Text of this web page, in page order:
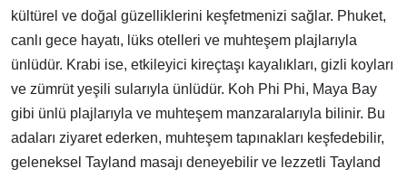
kültürel ve doğal güzelliklerini keşfetmenizi sağlar. Phuket,
canlı gece hayatı, lüks otelleri ve muhteşem plajlarıyla
ünlüdür. Krabi ise, etkileyici kireçtaşı kayalıkları, gizli koyları
ve zümrüt yeşili sularıyla ünlüdür. Koh Phi Phi, Maya Bay
gibi ünlü plajlarıyla ve muhteşem manzaralarıyla bilinir. Bu
adaları ziyaret ederken, muhteşem tapınakları keşfedebilir,
geleneksel Tayland masajı deneyebilir ve lezzetli Tayland